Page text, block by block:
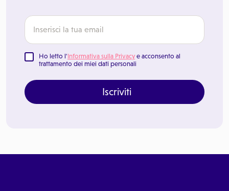
Ho letto l'Informativa sulla Privacy e acconsento al
trattamento dei miei dati personali
Iscriviti